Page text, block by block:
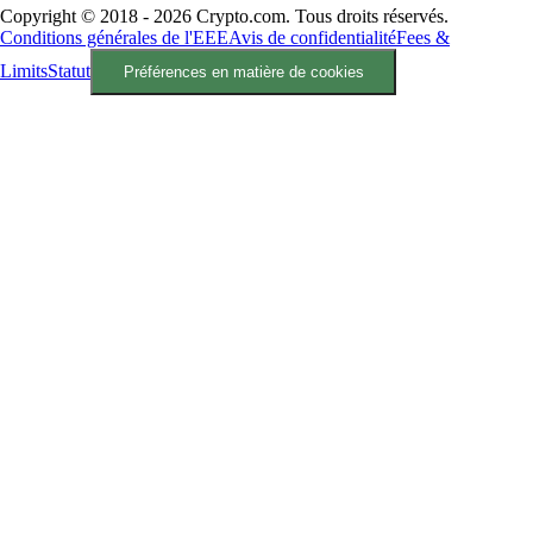
Copyright © 2018 - 2026 Crypto.com. Tous droits réservés.
Conditions générales de l'EEEAvis de confidentialitéFees &
LimitsStatut Préférences en matière de cookies